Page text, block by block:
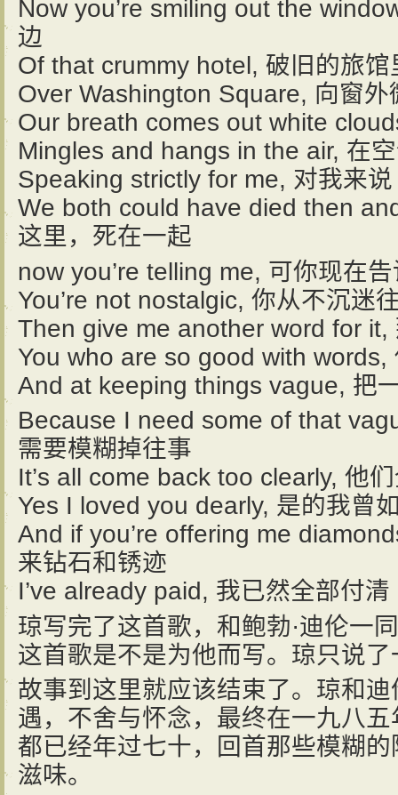
Now you’re smiling out the
边
Of that crummy hotel, 破旧的旅馆
Over Washington Square, 向窗外
Our breath comes out white
Mingles and hangs in the air, 在
Speaking strictly for me, 对我来说
We both could have died then
这里，死在一起
now you’re telling me, 可你现在
You’re not nostalgic, 你从不沉迷
Then give me another word for it,
You who are so good with words,
And at keeping things vague, 把
Because I need some of that
需要模糊掉往事
It’s all come back too clearly, 他
Yes I loved you dearly, 是的我曾
And if you’re offering me
来钻石和锈迹
I’ve already paid, 我已然全部付清
琼写完了这首歌，和鲍勃·迪伦一
这首歌是不是为他而写。琼只说
故事到这里就应该结束了。琼和
遇，不舍与怀念，最终在一九八
都已经年过七十，回首那些模糊
滋味。